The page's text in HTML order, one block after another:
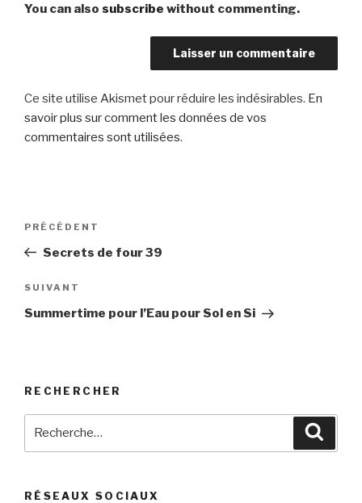
You can also subscribe without commenting.
Ce site utilise Akismet pour réduire les indésirables. En
savoir plus sur comment les données de vos
commentaires sont utilisées.
Navigation
l’article
Article
précédent
PRÉCÉDENT
Secrets de four 39
Article
suivant
SUIVANT
Summertime pour l’Eau pour Sol en Si
RECHERCHER
RÉSEAUX SOCIAUX